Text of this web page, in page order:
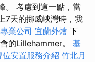
。 考慮到這一點，當
7天的挪威峽灣時，我
業公司 宜蘭外燴 下
的Lillehammer。 基
位安置服務介紹 竹北月